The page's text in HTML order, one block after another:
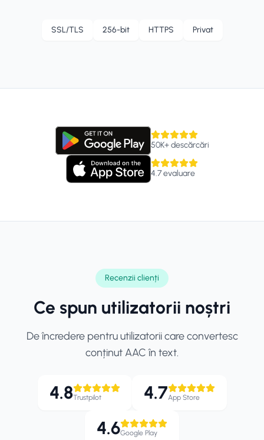
SSL/TLS 256-bit HTTPS Privat
50K+descărcări
4.7evaluare
Recenzii clienți
Ce spun utilizatorii noștri
De încredere pentru utilizatorii care convertesc
conținut AAC în text.
4.8Trustpilot 4.7App Store
4.6Google Play